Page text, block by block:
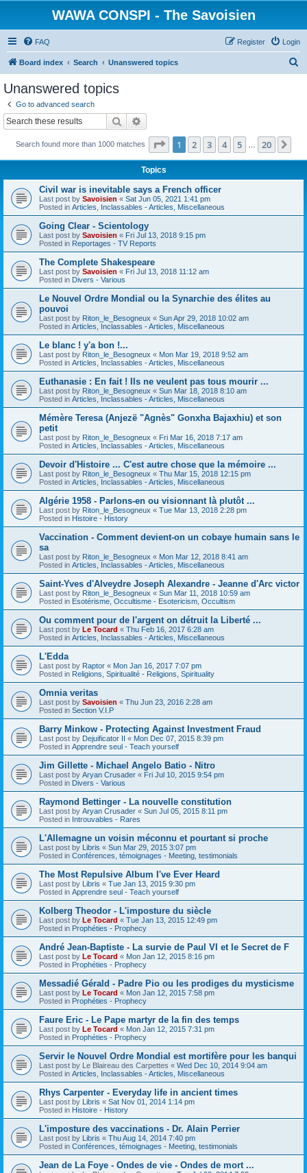
WAWA CONSPI - The Savoisien
FAQ Login
Register
Board index Search Unanswered topics
Unanswered topics
Go to advanced search
Search
Search found more than 1000 matches Page 1of 20
1 2 3 4 5 20
Topics
Civil war is inevitable says a French officer
Last post by Savoisien « Sat Jun 05, 2021 1:41 pm
Posted in Articles, Inclassables - Articles, Miscellaneous
Going Clear - Scientology
Last post by Savoisien « Fri Jul 13, 2018 9:15 pm
Posted in Reportages - TV Reports
The Complete Shakespeare
Last post by Savoisien « Fri Jul 13, 2018 11:12 am
Posted in Divers - Various
Le Nouvel Ordre Mondial ou la Synarchie des élites au
pouvoi
Last post by Riton_le_Besogneux « Sun Apr 29, 2018 10:02 am
Posted in Articles, Inclassables - Articles, Miscellaneous
Le blanc ! y'a bon !...
Last post by Riton_le_Besogneux « Mon Mar 19, 2018 9:52 am
Posted in Articles, Inclassables - Articles, Miscellaneous
Euthanasie : En fait ! Ils ne veulent pas tous mourir ...
Last post by Riton_le_Besogneux « Sun Mar 18, 2018 8:10 am
Posted in Articles, Inclassables - Articles, Miscellaneous
Mémère Teresa (Anjezë "Agnès" Gonxha Bajaxhiu) et son
petit
Last post by Riton_le_Besogneux « Fri Mar 16, 2018 7:17 am
Posted in Articles, Inclassables - Articles, Miscellaneous
Devoir d'Histoire ... C'est autre chose que la mémoire ...
Last post by Riton_le_Besogneux « Thu Mar 15, 2018 12:15 pm
Posted in Articles, Inclassables - Articles, Miscellaneous
Algérie 1958 - Parlons-en ou visionnant là plutôt ...
Last post by Riton_le_Besogneux « Tue Mar 13, 2018 2:28 pm
Posted in Histoire - History
Vaccination - Comment devient-on un cobaye humain sans le
sa
Last post by Riton_le_Besogneux « Mon Mar 12, 2018 8:41 am
Posted in Articles, Inclassables - Articles, Miscellaneous
Saint-Yves d'Alveydre Joseph Alexandre - Jeanne d'Arc victor
Last post by Riton_le_Besogneux « Sun Mar 11, 2018 10:59 am
Posted in Esotérisme, Occultisme - Esotericism, Occultism
Ou comment pour de l'argent on détruit la Liberté ...
Last post by Le Tocard « Thu Feb 16, 2017 6:28 am
Posted in Articles, Inclassables - Articles, Miscellaneous
L'Edda
Last post by Raptor « Mon Jan 16, 2017 7:07 pm
Posted in Religions, Spiritualité - Religions, Spirituality
Omnia veritas
Last post by Savoisien « Thu Jun 23, 2016 2:28 am
Posted in Section V.I.P
Barry Minkow - Protecting Against Investment Fraud
Last post by Dejuificator II « Mon Dec 07, 2015 8:39 pm
Posted in Apprendre seul - Teach yourself
Jim Gillette - Michael Angelo Batio - Nitro
Last post by Aryan Crusader « Fri Jul 10, 2015 9:54 pm
Posted in Divers - Various
Raymond Bettinger - La nouvelle constitution
Last post by Aryan Crusader « Sun Jul 05, 2015 8:11 pm
Posted in Introuvables - Rares
L'Allemagne un voisin méconnu et pourtant si proche
Last post by Libris « Sun Mar 29, 2015 3:07 pm
Posted in Conférences, témoignages - Meeting, testimonials
The Most Repulsive Album I've Ever Heard
Last post by Libris « Tue Jan 13, 2015 9:30 pm
Posted in Apprendre seul - Teach yourself
Kolberg Theodor - L'imposture du siècle
Last post by Le Tocard « Tue Jan 13, 2015 12:49 pm
Posted in Prophéties - Prophecy
André Jean-Baptiste - La survie de Paul VI et le Secret de F
Last post by Le Tocard « Mon Jan 12, 2015 8:16 pm
Posted in Prophéties - Prophecy
Messadié Gérald - Padre Pio ou les prodiges du mysticisme
Last post by Le Tocard « Mon Jan 12, 2015 7:58 pm
Posted in Prophéties - Prophecy
Faure Eric - Le Pape martyr de la fin des temps
Last post by Le Tocard « Mon Jan 12, 2015 7:31 pm
Posted in Prophéties - Prophecy
Servir le Nouvel Ordre Mondial est mortifère pour les banqui
Last post by Le Blaireau des Carpettes « Wed Dec 10, 2014 9:04 am
Posted in Articles, Inclassables - Articles, Miscellaneous
Rhys Carpenter - Everyday life in ancient times
Last post by Libris « Sat Nov 01, 2014 1:14 pm
Posted in Histoire - History
L'imposture des vaccinations - Dr. Alain Perrier
Last post by Libris « Thu Aug 14, 2014 7:40 pm
Posted in Conférences, témoignages - Meeting, testimonials
Jean de La Foye - Ondes de vie - Ondes de mort ...